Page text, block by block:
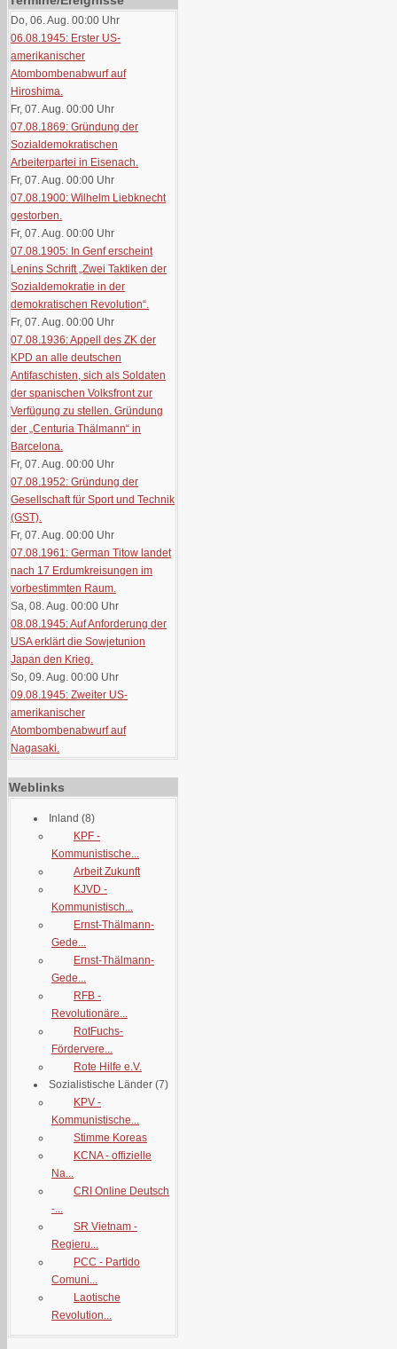
Do, 06. Aug. 00:00 Uhr
06.08.1945: Erster US-
amerikanischer
Atombombenabwurf auf
Hiroshima.
Fr, 07. Aug. 00:00 Uhr
07.08.1869: Gründung der
Sozialdemokratischen
Arbeiterpartei in Eisenach.
Fr, 07. Aug. 00:00 Uhr
07.08.1900: Wilhelm Liebknecht
gestorben.
Fr, 07. Aug. 00:00 Uhr
07.08.1905: In Genf erscheint
Lenins Schrift „Zwei Taktiken der
Sozialdemokratie in der
demokratischen Revolution“.
Fr, 07. Aug. 00:00 Uhr
07.08.1936: Appell des ZK der
KPD an alle deutschen
Antifaschisten, sich als Soldaten
der spanischen Volksfront zur
Verfügung zu stellen. Gründung
der „Centuria Thälmann“ in
Barcelona.
Fr, 07. Aug. 00:00 Uhr
07.08.1952: Gründung der
Gesellschaft für Sport und Technik
(GST).
Fr, 07. Aug. 00:00 Uhr
07.08.1961: German Titow landet
nach 17 Erdumkreisungen im
vorbestimmten Raum.
Sa, 08. Aug. 00:00 Uhr
08.08.1945: Auf Anforderung der
USA erklärt die Sowjetunion
Japan den Krieg.
So, 09. Aug. 00:00 Uhr
09.08.1945: Zweiter US-
amerikanischer
Atombombenabwurf auf
Nagasaki.
Weblinks
Inland (8)
KPF -
Kommunistische...
Arbeit Zukunft
KJVD -
Kommunistisch...
Ernst-Thälmann-
Gede...
Ernst-Thälmann-
Gede...
RFB -
Revolutionäre...
RotFuchs-
Fördervere...
Rote Hilfe e.V.
Sozialistische Länder (7)
KPV -
Kommunistische...
Stimme Koreas
KCNA - offizielle
Na...
CRI Online Deutsch
-...
SR Vietnam -
Regieru...
PCC - Partido
Comuni...
Laotische
Revolution...